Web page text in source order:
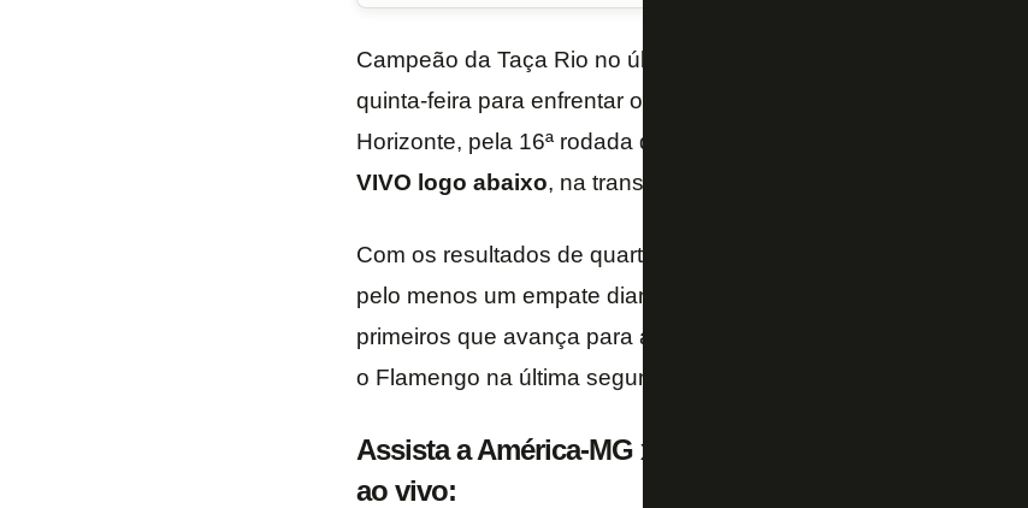
Campeão da Taça Rio no último fim de semana, o
quinta-feira para enfrentar o
Horizonte, pela 16ª rodada do
VIVO logo abaixo, na transmissão da CBF TV/MYCujoo.
Com os resultados de quarta-feira, o Botafogo caiu para a nona
pelo menos um empate diante da equipe mineira para retornar
primeiros que avança para as quartas de final. A equipe
o Flamengo na última segunda-feira, na Gávea.
Assista a América-MG x Botafogo pelo Campeonato
ao vivo: